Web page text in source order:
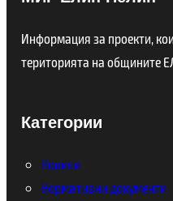
Информация за проекти,
територията на общините
Категории
Новини
Нормативни документи